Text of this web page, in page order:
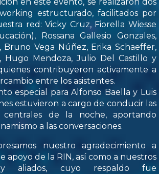
en este evento, se realizaron dos
estructurado, facilitados por
red: Vicky Cruz, Fiorella Wiesse
Rossana Gallesio Gonzales,
Bruno Vega Núñez, Erika Schaeffer,
Hugo Mendoza, Julio Del Castillo y
contribuyeron activamente a
entre los asistentes.
especial para Alfonso Baella y Luis
estuvieron a cargo de conducir las
centrales de la noche, aportando
a las conversaciones.
nuestro agradecimiento a
apoyo de la RIN, así como a nuestros
y aliados, cuyo respaldo fue